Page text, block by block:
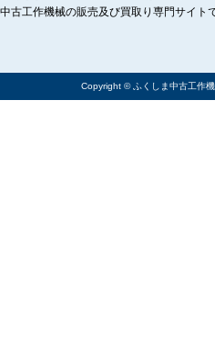
中古工作機械の販売及び買取り専門サイト
Copyright © ふくしま中古工作